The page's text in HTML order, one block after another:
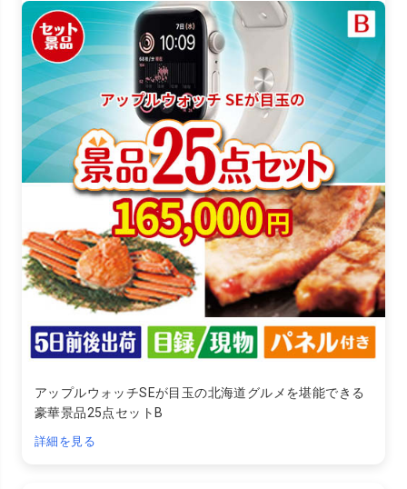
アップルウォッチSEが目玉の北海道グルメを堪能できる
豪華景品25点セットB
詳細を見る